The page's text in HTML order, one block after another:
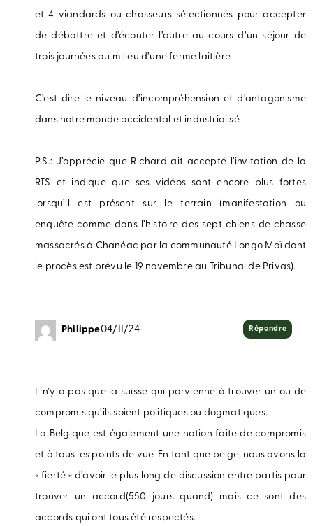
et 4 viandards ou chasseurs sélectionnés pour accepter
de débattre et d’écouter l’autre au cours d’un séjour de
trois journées au milieu d’une ferme laitière.
C’est dire le niveau d’incompréhension et d’antagonisme
dans notre monde occidental et industrialisé.
P.S.: J’apprécie que Richard ait accepté l’invitation de la
RTS et indique que ses vidéos sont encore plus fortes
lorsqu’il est présent sur le terrain (manifestation ou
enquête comme dans l’histoire des sept chiens de chasse
massacrés à Chanéac par la communauté Longo Maï dont
le procès est prévu le 19 novembre au Tribunal de Privas).
Philippe04/11/24
Il n’y a pas que la suisse qui parvienne à trouver un ou de
compromis qu’ils soient politiques ou dogmatiques.
La Belgique est également une nation faite de compromis
et à tous les points de vue. En tant que belge, nous avons la
« fierté » d’avoir le plus long de discussion entre partis pour
trouver un accord(550 jours quand) mais ce sont des
accords qui ont tous été respectés.
Répondre